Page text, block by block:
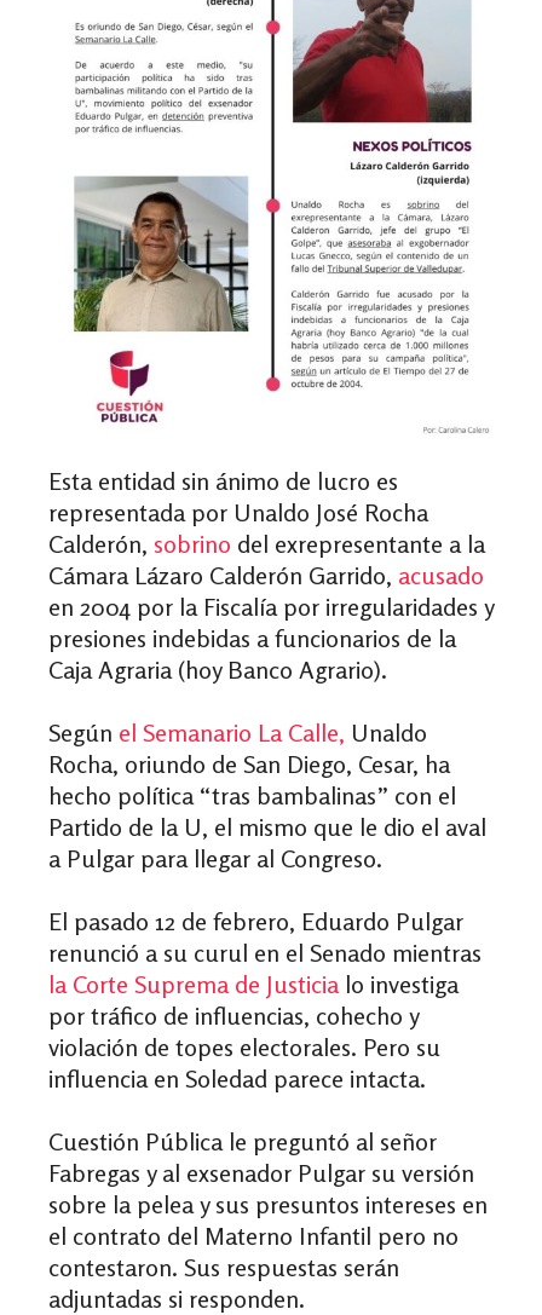
Esta entidad sin ánimo de lucro es
representada por Unaldo José Rocha
Calderón, sobrino del exrepresentante a la
Cámara Lázaro Calderón Garrido, acusado
en 2004 por la Fiscalía por irregularidades y
presiones indebidas a funcionarios de la
Caja Agraria (hoy Banco Agrario).
Según el Semanario La Calle, Unaldo
Rocha, oriundo de San Diego, Cesar, ha
hecho política “tras bambalinas” con el
Partido de la U, el mismo que le dio el aval
a Pulgar para llegar al Congreso.
El pasado 12 de febrero, Eduardo Pulgar
renunció a su curul en el Senado mientras
la Corte Suprema de Justicia lo investiga
por tráfico de influencias, cohecho y
violación de topes electorales. Pero su
influencia en Soledad parece intacta.
Cuestión Pública le preguntó al señor
Fabregas y al exsenador Pulgar su versión
sobre la pelea y sus presuntos intereses en
el contrato del Materno Infantil pero no
contestaron. Sus respuestas serán
adjuntadas si responden.